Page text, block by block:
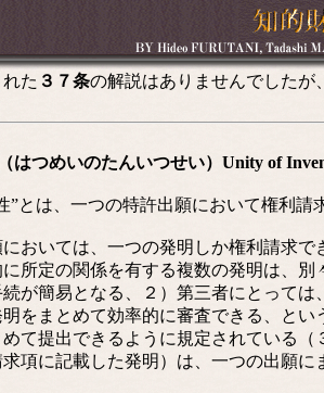
た ３７条の解説はありませんでしたが
はつめいのたんいつせい）Unity of
とは、一つの特許出願において権利請
おいては、一つの発明しか権利請求で
所定の関係を有する複数の発明は、
が簡易となる、２）第三者にとって
をまとめて効率的に審査できる、と
て提出できるように規定されている
項に記載した発明）は、一つの出願に